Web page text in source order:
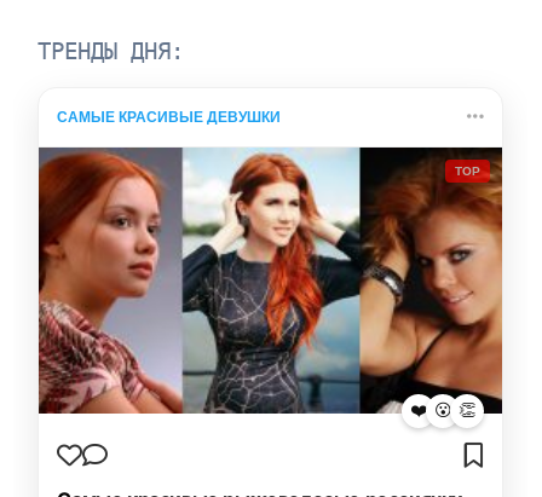
ТРЕНДЫ ДНЯ:
САМЫЕ КРАСИВЫЕ ДЕВУШКИ
TOP
❤️ 😮 👏